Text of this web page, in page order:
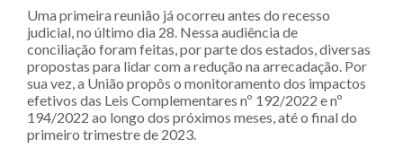
Uma primeira reunião já ocorreu antes do recesso
judicial, no último dia 28. Nessa audiência de
conciliação foram feitas, por parte dos estados, diversas
propostas para lidar com a redução na arrecadação. Por
sua vez, a União propôs o monitoramento dos impactos
efetivos das Leis Complementares nº 192/2022 e nº
194/2022 ao longo dos próximos meses, até o final do
primeiro trimestre de 2023.